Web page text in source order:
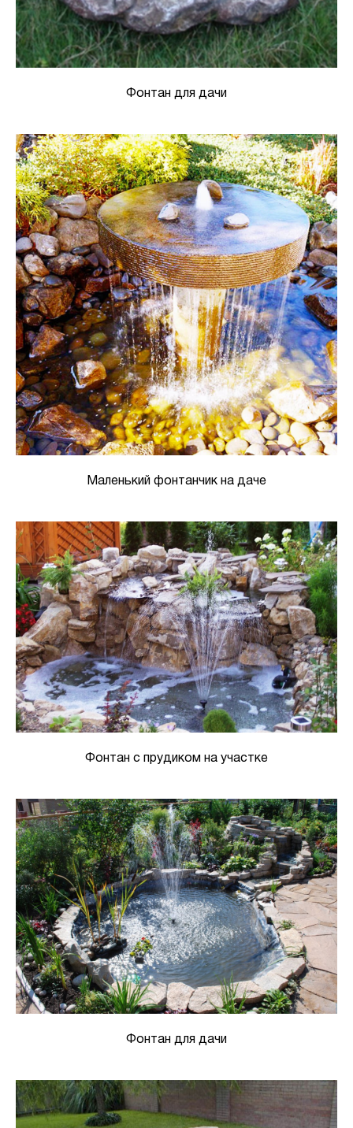
Фонтан для дачи
Маленький фонтанчик на даче
Фонтан с прудиком на участке
Фонтан для дачи